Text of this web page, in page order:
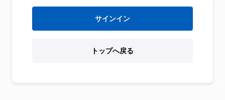
サインイン
トップへ戻る